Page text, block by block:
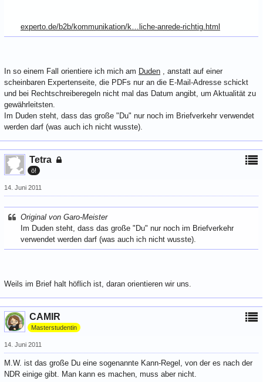
experto.de/b2b/kommunikation/k…liche-anrede-richtig.html
In so einem Fall orientiere ich mich am Duden , anstatt auf einer
scheinbaren Expertenseite, die PDFs nur an die E-Mail-Adresse schickt
und bei Rechtschreiberegeln nicht mal das Datum angibt, um Aktualität zu
gewährleitsten.
Im Duden steht, dass das große "Du" nur noch im Briefverkehr verwendet
werden darf (was auch ich nicht wusste).
Tetra
ö!
14. Juni 2011
Original von Garo-Meister
Im Duden steht, dass das große "Du" nur noch im Briefverkehr
verwendet werden darf (was auch ich nicht wusste).
Weils im Brief halt höflich ist, daran orientieren wir uns.
CAMIR
Masterstudentin
14. Juni 2011
M.W. ist das große Du eine sogenannte Kann-Regel, von der es nach der
NDR einige gibt. Man kann es machen, muss aber nicht.